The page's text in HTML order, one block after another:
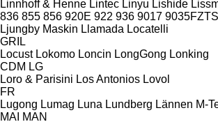
Linnhoff & Henne Lintec Linyu Lishide
836 855 856 920E 922 936 9017 9035FZTS
Ljungby Maskin Llamada Locatelli
GRIL
Locust Lokomo Loncin LongGong Lonking
CDM LG
Loro & Parisini Los Antonios Lovol
FR
Lugong Lumag Luna Lundberg Lännen M-
MAI MAN